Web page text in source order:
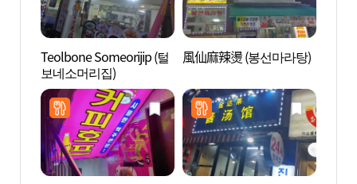
Teolbone Someorijip (털
보네소머리집)
風仙麻辣燙 (봉선마라탕)